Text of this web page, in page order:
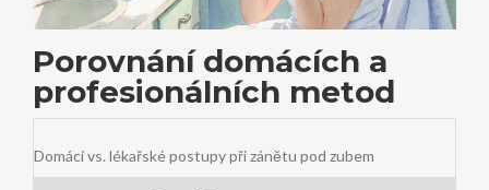
Porovnání domácích a
profesionálních metod
Domácí vs. lékařské postupy při zánětu pod zubem